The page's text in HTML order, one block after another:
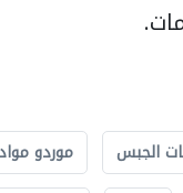
الجبس موردو مواد